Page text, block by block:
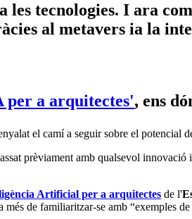
tecnologies. I ara
al metavers ia la
per a arquitectes', ens
el camí a seguir sobre el potencial
prèviament amb qualsevol
Artificial per a arquitectes de l'
de familiaritzar-se amb “exemples